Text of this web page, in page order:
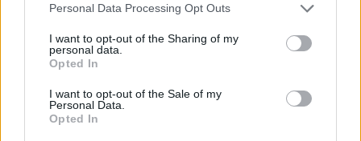
Personal Data Processing Opt Outs
I want to opt-out of the Sharing of my
personal data.
Opted In
I want to opt-out of the Sale of my
Personal Data.
Opted In
Az előfizetés a következőket tartalmazza:
Portfolio.hu teljes cikkarchívum
Kötéslisták: BÉT elmúlt 2 év napon belüli
kötéslistái